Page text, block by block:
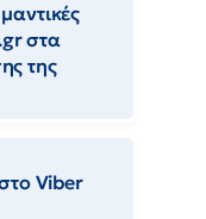
στα
της
Viber